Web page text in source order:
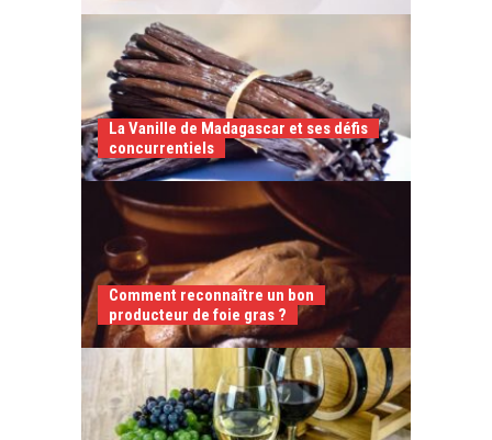
La Vanille de Madagascar et ses défis
concurrentiels
Comment reconnaître un bon
producteur de foie gras ?